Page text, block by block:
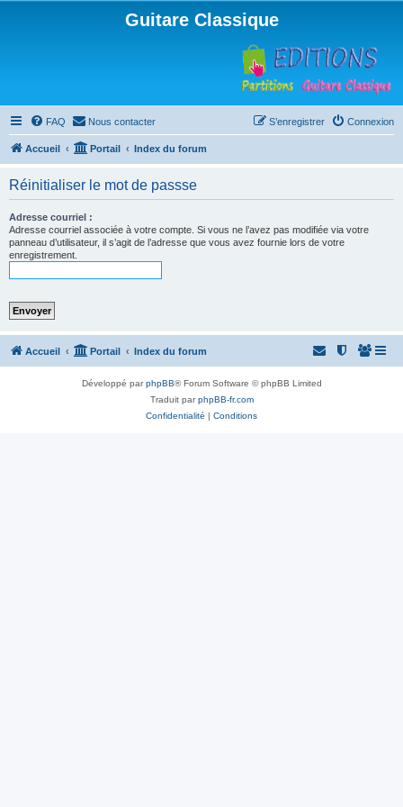
Guitare Classique
FAQ Nous contacter Connexion
S’enregistrer
Accueil Portail Index du forum
Réinitialiser le mot de passse
Adresse courriel :
Adresse courriel associée à votre compte. Si vous ne l’avez pas modifiée via votre
panneau d’utilisateur, il s’agit de l’adresse que vous avez fournie lors de votre
enregistrement.
Accueil Portail Index du forum
Développé parphpBB® Forum Software © phpBB Limited
Traduit parphpBB-fr.com
Confidentialité | Conditions